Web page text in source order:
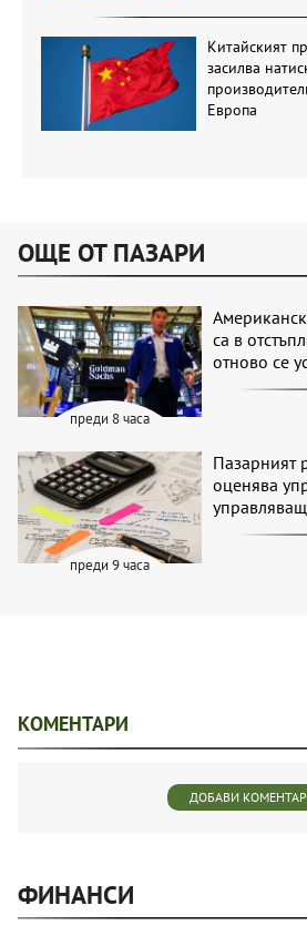
Китайският
засилва
Европа
ОЩЕ ОТ ПАЗАРИ
преди 8 часа
са в
отново се
преди 9 часа
Пазарният
оценява
КОМЕНТАРИ
ДОБАВИ КОМЕНТАР
ФИНАНСИ